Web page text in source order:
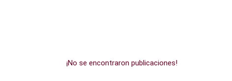
¡No se encontraron publicaciones!